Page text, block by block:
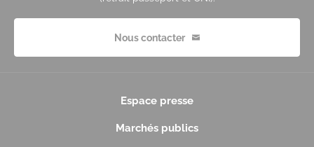
Nous contacter
Espace presse
Marchés publics